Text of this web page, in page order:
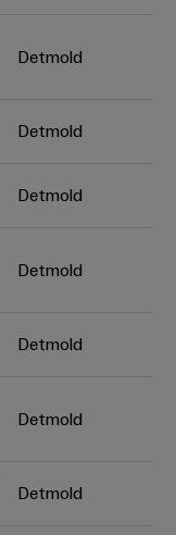
Detmold
Detmold
Detmold
Detmold
Detmold
Detmold
Detmold